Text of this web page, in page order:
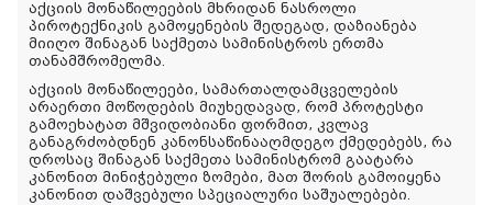
აქციის მონაწილეების მხრიდან ნასროლი
პიროტექნიკის გამოყენების შედეგად, დაზიანება
მიიღო შინაგან საქმეთა სამინისტროს ერთმა
თანამშრომელმა.
აქციის მონაწილეები, სამართალდამცველების
არაერთი მოწოდების მიუხედავად, რომ პროტესტი
გამოეხატათ მშვიდობიანი ფორმით, კვლავ
განაგრძობდნენ კანონსაწინააღმდეგო ქმედებებს, რა
დროსაც შინაგან საქმეთა სამინისტრომ გაატარა
კანონით მინიჭებული ზომები, მათ შორის გამოიყენა
კანონით დაშვებული სპეციალური საშუალებები.